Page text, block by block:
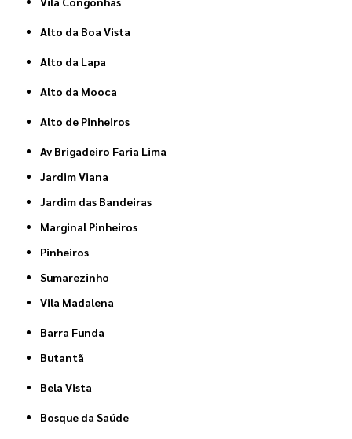
Alto da Boa Vista
Alto da Lapa
Alto da Mooca
Alto de Pinheiros
Av Brigadeiro Faria Lima
Jardim Viana
Jardim das Bandeiras
Marginal Pinheiros
Pinheiros
Sumarezinho
Vila Madalena
Barra Funda
Butantã
Bela Vista
Bosque da Saúde